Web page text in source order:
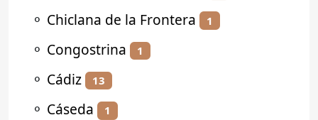
⚬ Chiclana de la Frontera 1
⚬ Congostrina 1
⚬ Cádiz 13
⚬ Cáseda 1